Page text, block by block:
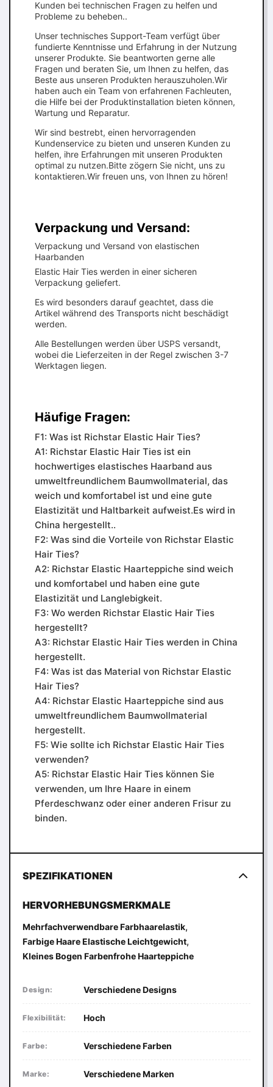
Kunden bei technischen Fragen zu helfen und
Probleme zu beheben..
Unser technisches Support-Team verfügt über
fundierte Kenntnisse und Erfahrung in der Nutzung
unserer Produkte. Sie beantworten gerne alle
Fragen und beraten Sie, um Ihnen zu helfen, das
Beste aus unseren Produkten herauszuholen.Wir
haben auch ein Team von erfahrenen Fachleuten,
die Hilfe bei der Produktinstallation bieten können,
Wartung und Reparatur.
Wir sind bestrebt, einen hervorragenden
Kundenservice zu bieten und unseren Kunden zu
helfen, ihre Erfahrungen mit unseren Produkten
optimal zu nutzen.Bitte zögern Sie nicht, uns zu
kontaktieren.Wir freuen uns, von Ihnen zu hören!
Verpackung und Versand:
Verpackung und Versand von elastischen
Haarbanden
Elastic Hair Ties werden in einer sicheren
Verpackung geliefert.
Es wird besonders darauf geachtet, dass die
Artikel während des Transports nicht beschädigt
werden.
Alle Bestellungen werden über USPS versandt,
wobei die Lieferzeiten in der Regel zwischen 3-7
Werktagen liegen.
Häufige Fragen:
F1: Was ist Richstar Elastic Hair Ties?
A1: Richstar Elastic Hair Ties ist ein
hochwertiges elastisches Haarband aus
umweltfreundlichem Baumwollmaterial, das
weich und komfortabel ist und eine gute
Elastizität und Haltbarkeit aufweist.Es wird in
China hergestellt..
F2: Was sind die Vorteile von Richstar Elastic
Hair Ties?
A2: Richstar Elastic Haarteppiche sind weich
und komfortabel und haben eine gute
Elastizität und Langlebigkeit.
F3: Wo werden Richstar Elastic Hair Ties
hergestellt?
A3: Richstar Elastic Hair Ties werden in China
hergestellt.
F4: Was ist das Material von Richstar Elastic
Hair Ties?
A4: Richstar Elastic Haarteppiche sind aus
umweltfreundlichem Baumwollmaterial
hergestellt.
F5: Wie sollte ich Richstar Elastic Hair Ties
verwenden?
A5: Richstar Elastic Hair Ties können Sie
verwenden, um Ihre Haare in einem
Pferdeschwanz oder einer anderen Frisur zu
binden.
SPEZIFIKATIONEN
HERVORHEBUNGSMERKMALE
Mehrfachverwendbare Farbhaarelastik,
Farbige Haare Elastische Leichtgewicht,
Kleines Bogen Farbenfrohe Haarteppiche
Design: Verschiedene Designs
Flexibilität: Hoch
Farbe: Verschiedene Farben
Marke: Verschiedene Marken